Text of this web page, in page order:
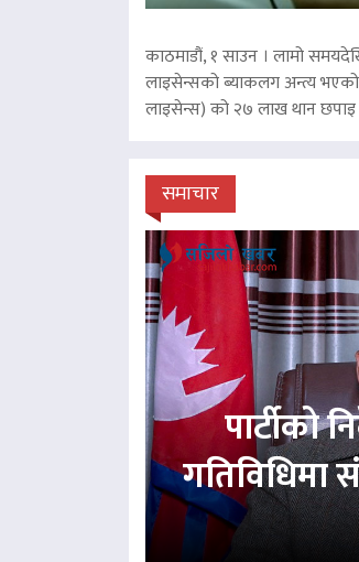
काठमाडौं, १ साउन । लामो
लाइसेन्सको ब्याकलग अन्त्य
लाइसेन्स) को २७ लाख थान छपाइ
समाचार
पार्टीको
गतिविधिमा